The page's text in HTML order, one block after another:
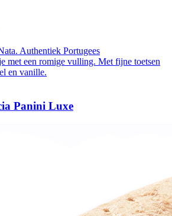
Authentiek Portugees
met een romige vulling. Met fijne toetsen
en vanille.
Panini Luxe